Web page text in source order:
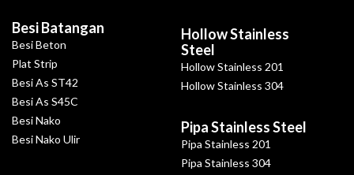
Besi Batangan
Besi Beton
Plat Strip
Besi As ST42
Besi As S45C
Besi Nako
Besi Nako Ulir
Hollow Stainless
Steel
Hollow Stainless 201
Hollow Stainless 304
Pipa Stainless Steel
Pipa Stainless 201
Pipa Stainless 304